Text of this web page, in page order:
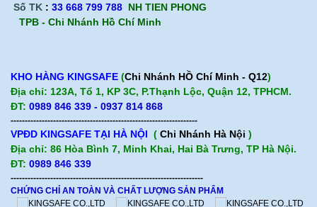
Số TK : 33 668 799 788 NH TIEN PHONG
TPB - Chi Nhánh Hồ Chí Minh
KHO HÀNG KINGSAFE (Chi Nhánh HỒ Chí Minh - Q12)
Địa chỉ: 123A, Tổ 1, KP 3C, P.Thạnh Lộc, Quận 12, TPHCM.
ĐT: 0989 846 339 - 0937 814 868
------------------------------------------------------------------
VPĐD KINGSAFE TẠI HÀ NỘI ( Chi Nhánh Hà Nội )
Địa chỉ: 86 Hòa Bình 7, Minh Khai, Hai Bà Trưng, TP Hà Nội.
ĐT: 0989 846 339
--------------------------------------------------------------------
CHỨNG CHỈ AN TOÀN VÀ CHẤT LƯỢNG SẢN PHẨM